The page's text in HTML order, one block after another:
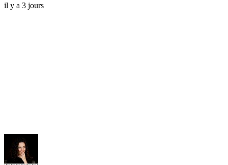
il y a 3 jours